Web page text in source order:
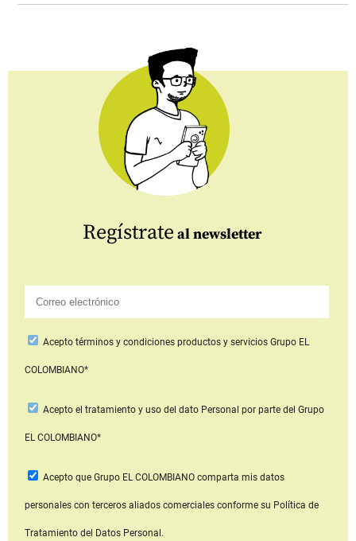
Regístrate al newsletter
Aceptotérminos y condiciones productos y serviciosGrupo EL
COLOMBIANO*
Acepto el tratamiento y uso del dato Personal por parte del Grupo
EL COLOMBIANO*
Acepto que Grupo EL COLOMBIANOcomparta mis datos
personales con terceros aliados comerciales conforme su Política de
Tratamiento del Datos Personal.